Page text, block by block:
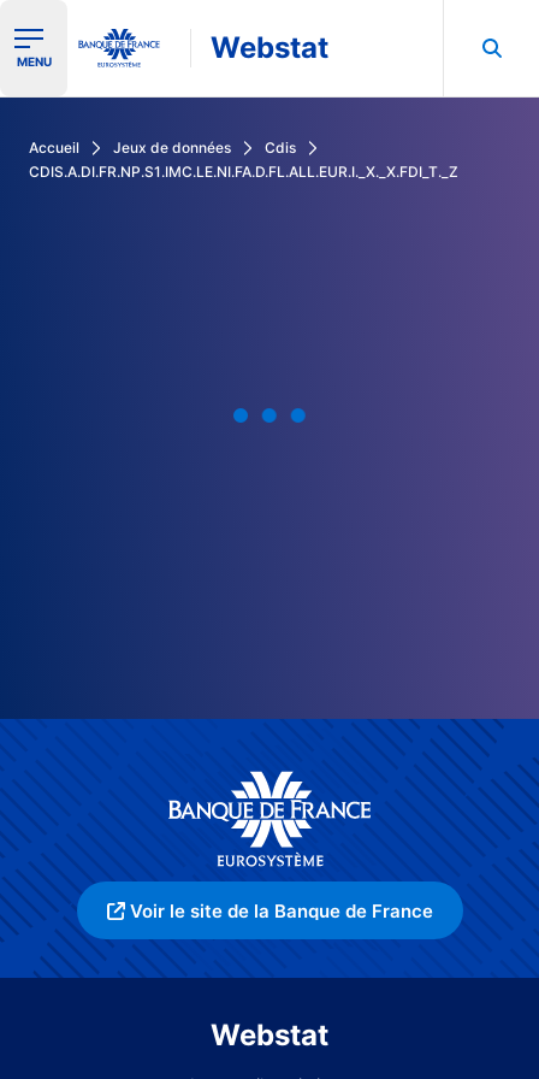
Ouvrir le menu de navigation
MENU Webstat
Accueil Jeux de données
Cdis
CDIS.A.DI.FR.NP.S1.IMC.LE.NI.FA.D.FL.ALL.EUR.I._X._X.FDI_T._Z
Voir le site de la Banque de France
Webstat